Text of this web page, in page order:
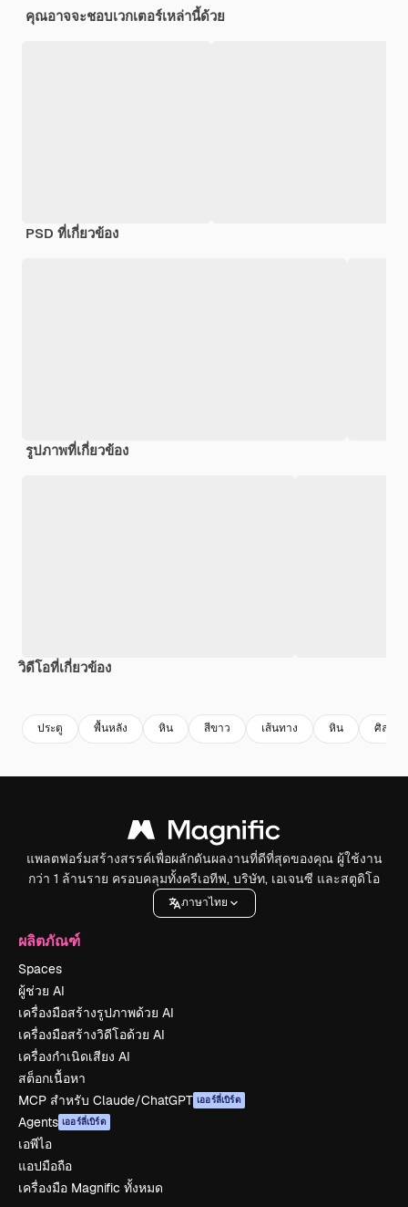
คุณอาจจะชอบเวกเตอร์เหล่านี้ด้วย
PSD ที่เกี่ยวข้อง
รูปภาพที่เกี่ยวข้อง
วิดีโอที่เกี่ยวข้อง
ประตู พื้นหลัง หิน สีขาว เส้นทาง หิน ศิลปะ
แพลตฟอร์มสร้างสรรค์เพื่อผลักดันผลงานที่ดีที่สุดของคุณ ผู้ใช้งาน
กว่า 1 ล้านราย ครอบคลุมทั้งครีเอทีฟ, บริษัท, เอเจนซี และสตูดิโอ
ภาษาไทย
ผลิตภัณฑ์
Spaces
ผู้ช่วย AI
เครื่องมือสร้างรูปภาพด้วย AI
เครื่องมือสร้างวิดีโอด้วย AI
เครื่องกำเนิดเสียง AI
สต็อกเนื้อหา
MCP สำหรับ Claude/ChatGPT เออร์ลี่เบิร์ด
Agents เออร์ลี่เบิร์ด
เอพีไอ
แอปมือถือ
เครื่องมือ Magnific ทั้งหมด